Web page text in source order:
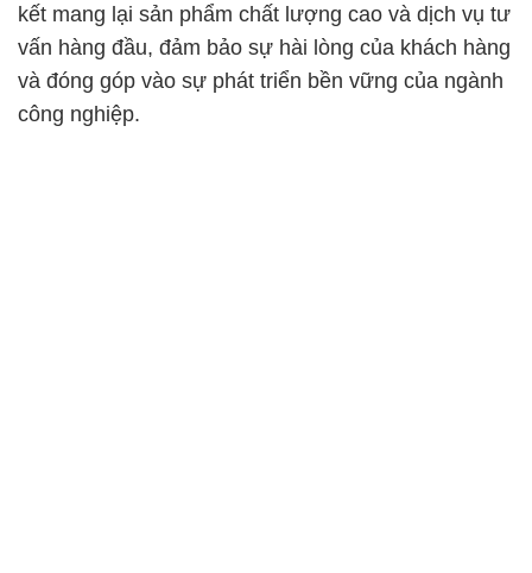
kết mang lại sản phẩm chất lượng cao và dịch vụ tư
vấn hàng đầu, đảm bảo sự hài lòng của khách hàng
và đóng góp vào sự phát triển bền vững của ngành
công nghiệp.